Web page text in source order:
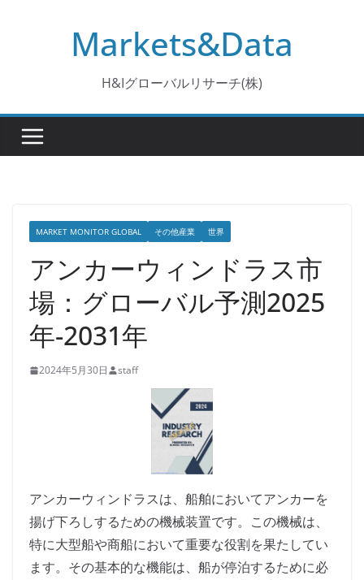
Markets&Data
H&Iグローバルリサーチ(株)
MARKET MONITOR GLOBAL その他産業 世界
アンカーウィンドラス市
場：グローバル予測2025
年-2031年
2024年5月30日 staff
アンカーウィンドラスは、船舶においてアンカーを
揚げ下ろしするための機械装置です。この機械は、
特に大型船や商船において重要な役割を果たしてい
ます。その基本的な機能は、船が停泊するために必